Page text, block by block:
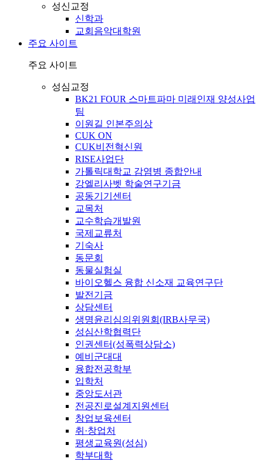
성신교정
신학과
교회음악대학원
주요 사이트
주요 사이트
성심교정
BK21 FOUR 스마트파마 미래인재 양성사업
팀
이원길 인본주의상
CUK ON
CUK비전혁신원
RISE사업단
가톨릭대학교 감염병 종합안내
강엘리사벳 학술연구기금
공동기기센터
교목처
교수학습개발원
국제교류처
기숙사
동문회
동물실험실
바이오헬스 융합 신소재 교육연구단
발전기금
상담센터
생명윤리심의위원회(IRB사무국)
성심산학협력단
인권센터(성폭력상담소)
예비군대대
융합전공학부
입학처
중앙도서관
전공진로설계지원센터
창업보육센터
취·창업처
평생교육원(성심)
학부대학